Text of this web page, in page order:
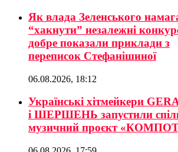
Як влада Зеленського
“хакнути” незалежні
добре показали приклади з
переписок Стефанішиної
06.08.2026, 18:12
Українські хітмейкери
і ШЕРШЕНЬ запустили
музичний проєкт